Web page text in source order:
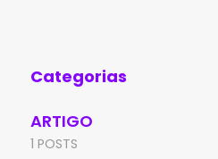
Categorias
ARTIGO
1 POSTS